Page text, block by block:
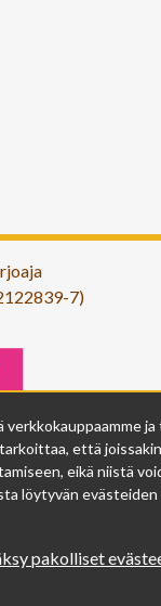
7)
että
eikä niistä
löytyvän
pakolliset